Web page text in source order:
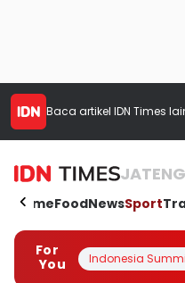
Baca artikel IDN Times
JATENG
HomeFoodNewsSport
For
You
Indonesia